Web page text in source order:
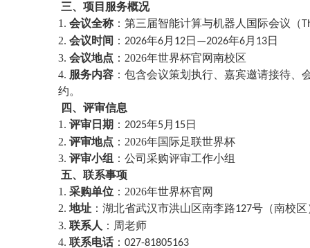
三、项目服务概况
1. 会议全称 ：第三届智能计算与机器人国际会议（
2. 会议时间 ： 2026年6月 12日 —2026年6月 13日
3. 会议地点 ：2026年世界杯官网南校区
4. 服务内容 ：包含会议策划执行、嘉宾邀请接待
约。
四、评审信息
1. 评审日期 ： 2025年5月 15日
2. 评审地点 ：2026年国际足联世界杯
3. 评审小组 ：公司采购评审工作小组
五、联系事项
1. 采购单位 ：2026年世界杯官网
2. 地址 ：湖北省武汉市洪山区南李路127号（南校区
3. 联系人 ： 周老师
4. 联系电话： 027-81805163